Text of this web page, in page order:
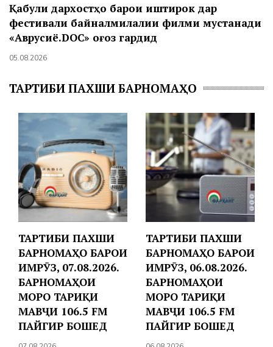
Қабули дархостҳо барои иштирок дар
фестивали байналмилалии филми мустанади
«Аврусиё.DOC» оғоз гардид
05.08.2026
ТАРТИБИ ПАХШИ БАРНОМАҲО
ТАРТИБИ ПАХШИ
БАРНОМАҲО БАРОИ
ИМРӮЗ, 07.08.2026.
БАРНОМАҲОИ
МОРО ТАРИҚИ
МАВҶИ 106.5 FM
ПАЙГИР БОШЕД
ТАРТИБИ ПАХШИ
БАРНОМАҲО БАРОИ
ИМРӮЗ, 06.08.2026.
БАРНОМАҲОИ
МОРО ТАРИҚИ
МАВҶИ 106.5 FM
ПАЙГИР БОШЕД